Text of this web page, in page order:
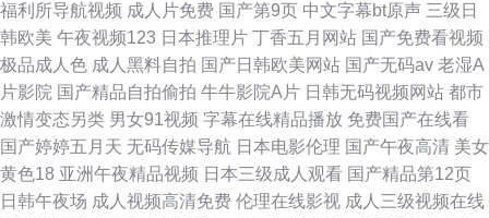
福利所导航视频 成人片免费 国产第9页 中文字幕bt原声 三级日
韩欧美 午夜视频123 日本推理片 丁香五月网站 国产免费看视频
极品成人色 成人黑料自拍 国产日韩欧美网站 国产无码av 老湿A
片影院 国产精品自拍偷拍 牛牛影院A片 日韩无码视频网站 都市
激情变态另类 男女91视频 字幕在线精品播放 免费国产在线看
国产婷婷五月天 无码传媒导航 日本电影伦理 国产午夜高清 美女
黄色18 亚洲午夜精品视频 日本三级成人观看 国产精品第12页
日韩午夜场 成人视频高清免费 伦理在线影视 成人三级视频在线